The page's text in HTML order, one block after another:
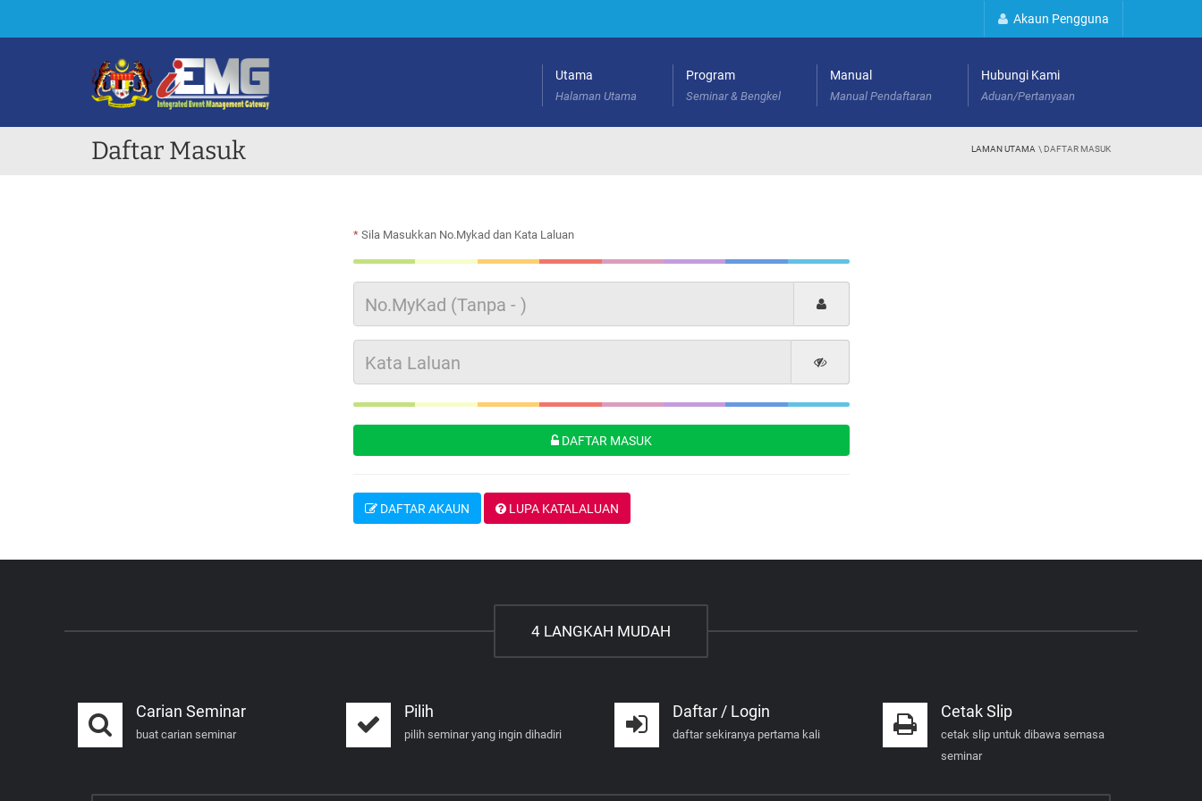
Akaun Pengguna
Utama
Halaman Utama
Program
Seminar & Bengkel
Manual
Manual Pendaftaran
Hubungi Kami
Aduan/Pertanyaan
Daftar Masuk LAMAN UTAMA \ DAFTAR MASUK
*Sila Masukkan No.Mykad dan Kata Laluan
DAFTAR MASUK
DAFTAR AKAUN LUPA KATALALUAN
4 LANGKAH MUDAH
Carian Seminar
buat carian seminar
Pilih
pilih seminar yang ingin dihadiri
Daftar / Login
daftar sekiranya pertama kali
Cetak Slip
cetak slip untuk dibawa semasa
seminar